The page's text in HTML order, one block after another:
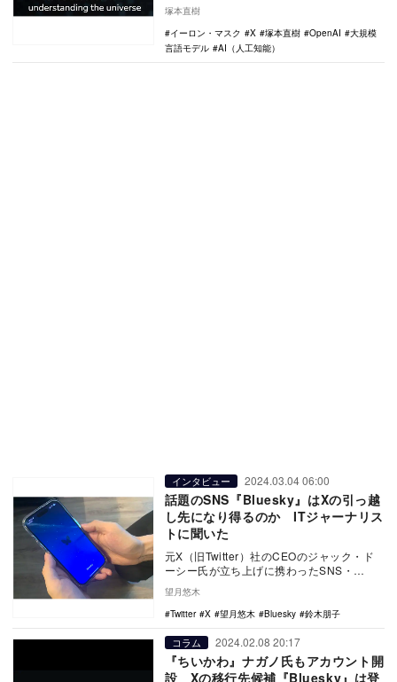
塚本直樹
イーロン・マスク
X 塚本直樹 OpenAI
大規模
言語モデル
AI（人工知能）
インタビュー 2024.03.04 06:00
話題のSNS『Bluesky』はXの引っ越
し先になり得るのか ITジャーナリス
トに聞いた
元X（旧Twitter）社のCEOのジャック・ド
ーシー氏が立ち上げに携わったSNS・
望月悠木
Twitter
X 望月悠木 Bluesky 鈴木朋子
コラム 2024.02.08 20:17
『ちいかわ』ナガノ氏もアカウント開
設 Xの移行先候補『Bluesky』は登